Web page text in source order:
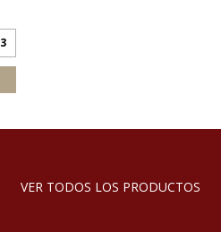
VER TODOS LOS PRODUCTOS